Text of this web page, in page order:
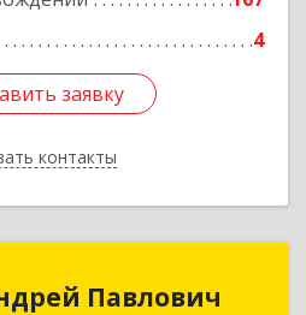
4
заявку
контакты
заявку
Назад
Павлович
Андрей Павлович